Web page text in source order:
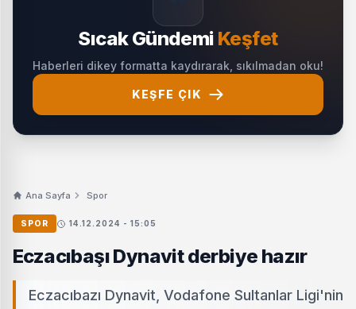
Sıcak Gündemi Keşfet
Haberleri dikey formatta kaydırarak, sıkılmadan oku!
KEŞFE ÇIK
Ana Sayfa Spor
SPOR 14.12.2024 - 15:05
Eczacıbaşı Dynavit derbiye hazır
Eczacıbazı Dynavit, Vodafone Sultanlar Ligi'nin